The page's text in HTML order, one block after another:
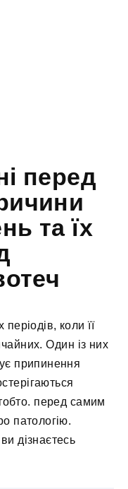
перед
та їх
коли її
Один із них
припинення
перед самим
патологію.
дізнаєтесь